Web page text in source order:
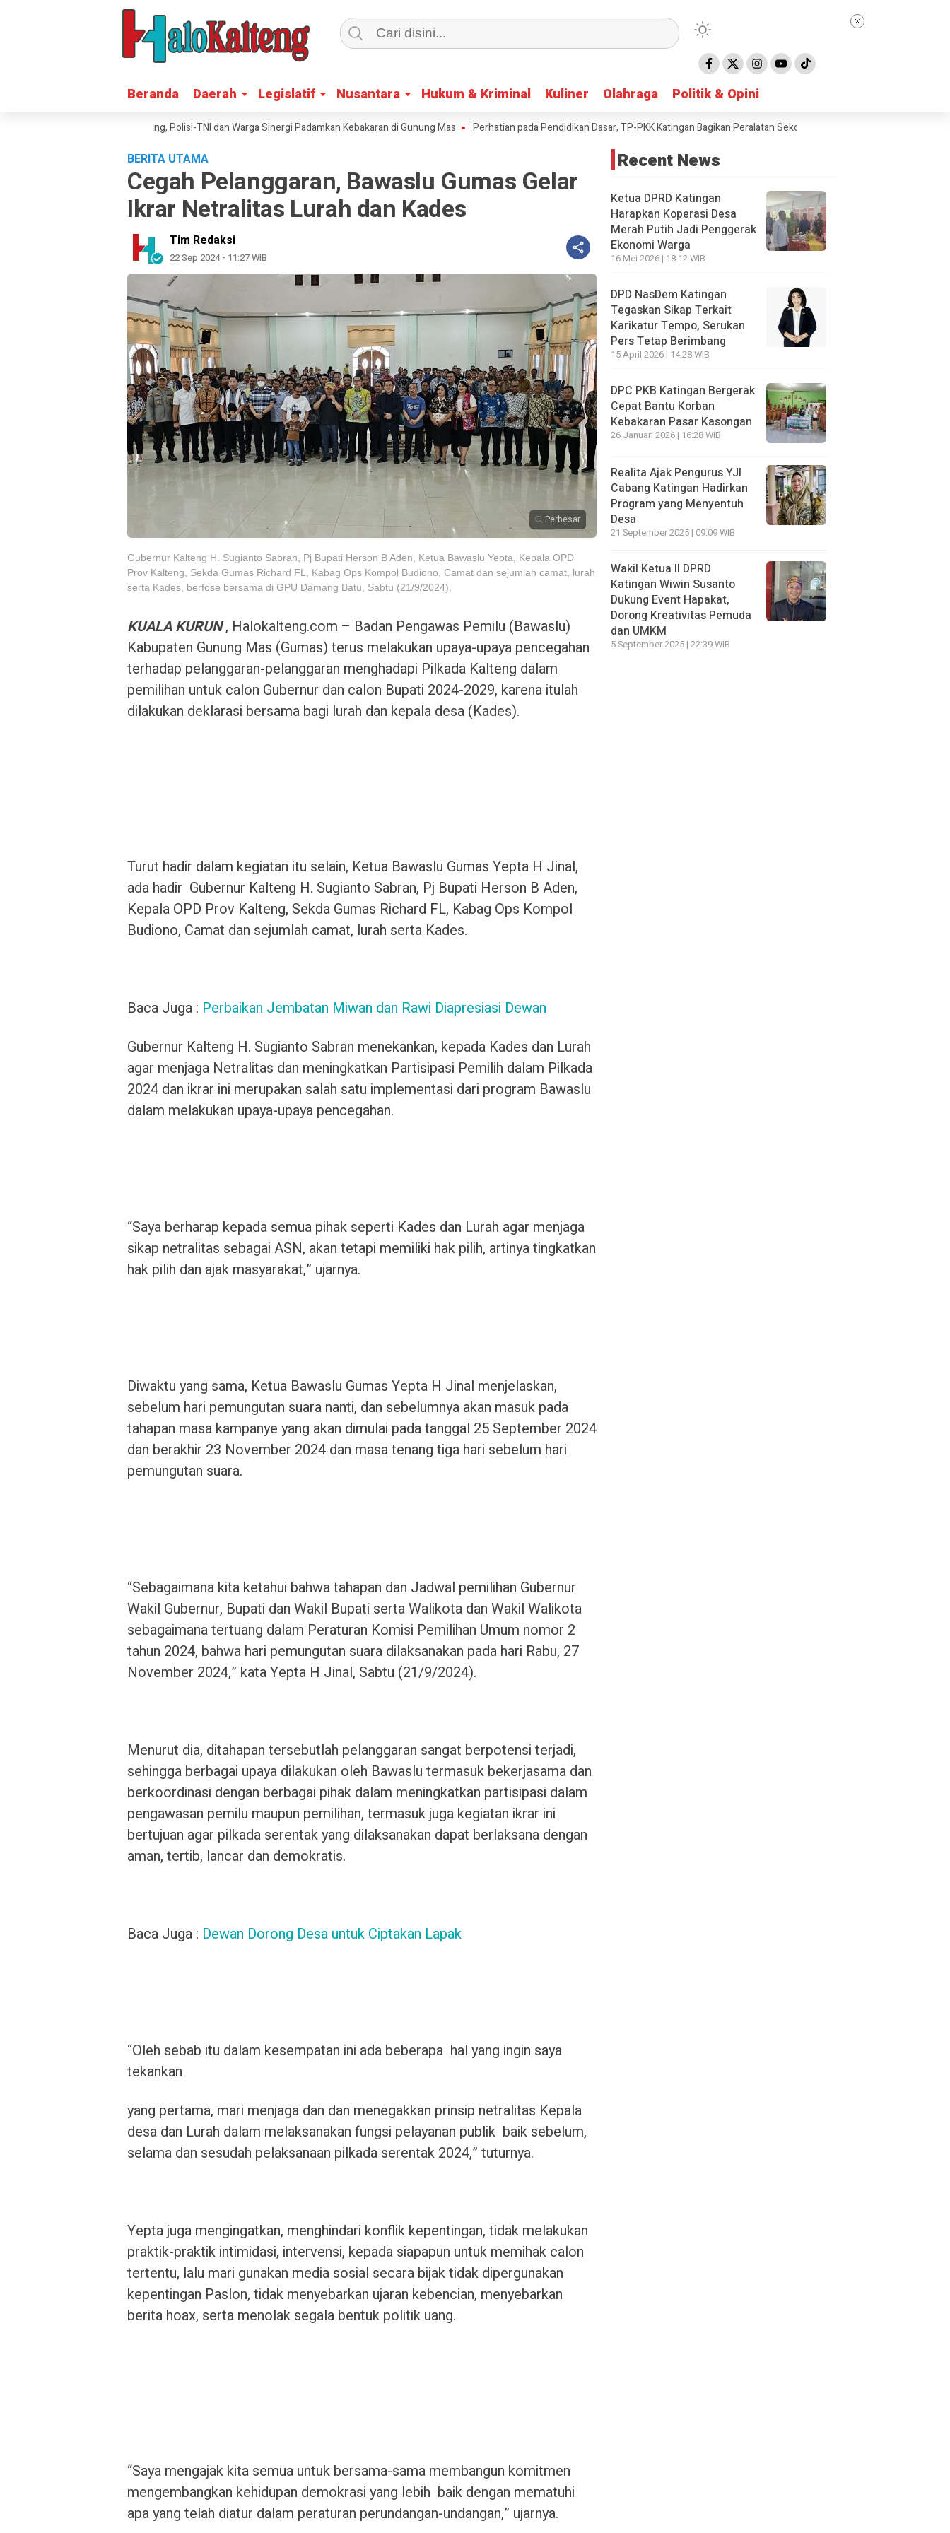
Beranda Daerah Legislatif Nusantara Hukum & Kriminal Kuliner Olahraga Politik & Opini
Beranda Daerah Legislatif Nusantara Hukum & Kriminal Kuliner Olahraga Politik & Opini
Warga Petak Bahandang, Polisi-TNI dan Warga Sinergi Padamkan Kebakaran di Gunung Mas Perhatian pada Pendidikan Dasar, TP-PKK Katingan Bagikan Peralatan Sekolah untuk Siswa SD
BERITA UTAMA
Cegah Pelanggaran, Bawaslu Gumas Gelar
Ikrar Netralitas Lurah dan Kades
Tim Redaksi
22 Sep 2024 - 11:27 WIB
Perbesar
Gubernur Kalteng H. Sugianto Sabran, Pj Bupati Herson B Aden, Ketua Bawaslu Yepta, Kepala OPD
Prov Kalteng, Sekda Gumas Richard FL, Kabag Ops Kompol Budiono, Camat dan sejumlah camat, lurah
serta Kades, berfose bersama di GPU Damang Batu, Sabtu (21/9/2024).
KUALA KURUN, Halokalteng.com – Badan Pengawas Pemilu (Bawaslu)
Kabupaten Gunung Mas (Gumas) terus melakukan upaya-upaya pencegahan
terhadap pelanggaran-pelanggaran menghadapi Pilkada Kalteng dalam
pemilihan untuk calon Gubernur dan calon Bupati 2024-2029, karena itulah
dilakukan deklarasi bersama bagi lurah dan kepala desa (Kades).
Turut hadir dalam kegiatan itu selain, Ketua Bawaslu Gumas Yepta H Jinal,
ada hadir Gubernur Kalteng H. Sugianto Sabran, Pj Bupati Herson B Aden,
Kepala OPD Prov Kalteng, Sekda Gumas Richard FL, Kabag Ops Kompol
Budiono, Camat dan sejumlah camat, lurah serta Kades.
Baca Juga : Perbaikan Jembatan Miwan dan Rawi Diapresiasi Dewan
Gubernur Kalteng H. Sugianto Sabran menekankan, kepada Kades dan Lurah
agar menjaga Netralitas dan meningkatkan Partisipasi Pemilih dalam Pilkada
2024 dan ikrar ini merupakan salah satu implementasi dari program Bawaslu
dalam melakukan upaya-upaya pencegahan.
“Saya berharap kepada semua pihak seperti Kades dan Lurah agar menjaga
sikap netralitas sebagai ASN, akan tetapi memiliki hak pilih, artinya tingkatkan
hak pilih dan ajak masyarakat,” ujarnya.
Diwaktu yang sama, Ketua Bawaslu Gumas Yepta H Jinal menjelaskan,
sebelum hari pemungutan suara nanti, dan sebelumnya akan masuk pada
tahapan masa kampanye yang akan dimulai pada tanggal 25 September 2024
dan berakhir 23 November 2024 dan masa tenang tiga hari sebelum hari
pemungutan suara.
“Sebagaimana kita ketahui bahwa tahapan dan Jadwal pemilihan Gubernur
Wakil Gubernur, Bupati dan Wakil Bupati serta Walikota dan Wakil Walikota
sebagaimana tertuang dalam Peraturan Komisi Pemilihan Umum nomor 2
tahun 2024, bahwa hari pemungutan suara dilaksanakan pada hari Rabu, 27
November 2024,” kata Yepta H Jinal, Sabtu (21/9/2024).
Menurut dia, ditahapan tersebutlah pelanggaran sangat berpotensi terjadi,
sehingga berbagai upaya dilakukan oleh Bawaslu termasuk bekerjasama dan
berkoordinasi dengan berbagai pihak dalam meningkatkan partisipasi dalam
pengawasan pemilu maupun pemilihan, termasuk juga kegiatan ikrar ini
bertujuan agar pilkada serentak yang dilaksanakan dapat berlaksana dengan
aman, tertib, lancar dan demokratis.
Baca Juga : Dewan Dorong Desa untuk Ciptakan Lapak
“Oleh sebab itu dalam kesempatan ini ada beberapa hal yang ingin saya
tekankan
yang pertama, mari menjaga dan dan menegakkan prinsip netralitas Kepala
desa dan Lurah dalam melaksanakan fungsi pelayanan publik baik sebelum,
selama dan sesudah pelaksanaan pilkada serentak 2024,” tuturnya.
Yepta juga mengingatkan, menghindari konflik kepentingan, tidak melakukan
praktik-praktik intimidasi, intervensi, kepada siapapun untuk memihak calon
tertentu, lalu mari gunakan media sosial secara bijak tidak dipergunakan
kepentingan Paslon, tidak menyebarkan ujaran kebencian, menyebarkan
berita hoax, serta menolak segala bentuk politik uang.
“Saya mengajak kita semua untuk bersama-sama membangun komitmen
mengembangkan kehidupan demokrasi yang lebih baik dengan mematuhi
apa yang telah diatur dalam peraturan perundangan-undangan,” ujarnya.
Recent News
Ketua DPRD Katingan
Harapkan Koperasi Desa
Merah Putih Jadi Penggerak
Ekonomi Warga
16 Mei 2026 | 18:12 WIB
DPD NasDem Katingan
Tegaskan Sikap Terkait
Karikatur Tempo, Serukan
Pers Tetap Berimbang
15 April 2026 | 14:28 WIB
DPC PKB Katingan Bergerak
Cepat Bantu Korban
Kebakaran Pasar Kasongan
26 Januari 2026 | 16:28 WIB
Realita Ajak Pengurus YJI
Cabang Katingan Hadirkan
Program yang Menyentuh
Desa
21 September 2025 | 09:09 WIB
Wakil Ketua II DPRD
Katingan Wiwin Susanto
Dukung Event Hapakat,
Dorong Kreativitas Pemuda
dan UMKM
5 September 2025 | 22:39 WIB